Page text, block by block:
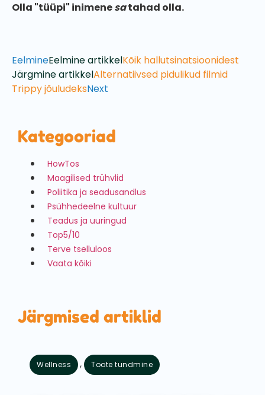
Olla "tüüpi" inimenesatahad olla.
EelmineEelmine artikkelKõik hallutsinatsioonidest
Järgmine artikkelAlternatiivsed pidulikud filmid
Trippy jõuludeksNext
Kategooriad
HowTos
Maagilised trühvlid
Poliitika ja seadusandlus
Psühhedeelne kultuur
Teadus ja uuringud
Top5/10
Terve tselluloos
Vaata kõiki
Järgmised artiklid
Wellness , Toote tundmine